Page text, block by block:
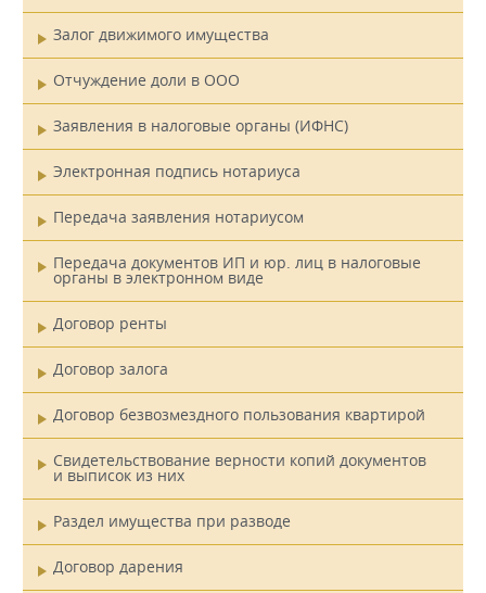
Залог движимого имущества
Отчуждение доли в ООО
Заявления в налоговые органы (ИФНС)
Электронная подпись нотариуса
Передача заявления нотариусом
Передача документов ИП и юр. лиц в налоговые
органы в электронном виде
Договор ренты
Договор залога
Договор безвозмездного пользования квартирой
Свидетельствование верности копий документов
и выписок из них
Раздел имущества при разводе
Договор дарения